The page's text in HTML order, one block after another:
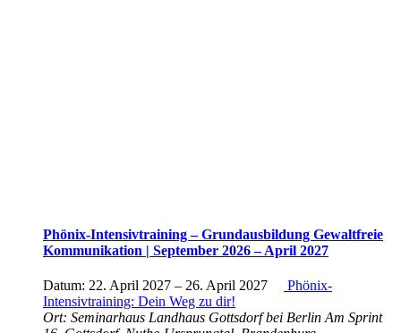
Phönix-Intensivtraining – Grundausbildung Gewaltfreie
Kommunikation | September 2026 – April 2027
Datum: 22. April 2027 – 26. April 2027
Phönix-
Intensivtraining: Dein Weg zu dir!
Ort: Seminarhaus Landhaus Gottsdorf bei Berlin Am Sprint